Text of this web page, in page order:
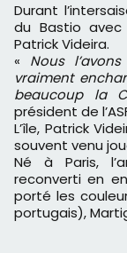
Durant l’intersaison, nombreux changements du coté
du Bastio avec
Patrick Videira.
« Nous
vraiment
beaucoup la
président de
L’île, Patrick
souvent venu
Né à Paris,
reconverti en
porté les
portugais),